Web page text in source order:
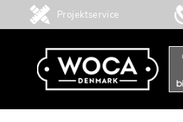
Projektservice